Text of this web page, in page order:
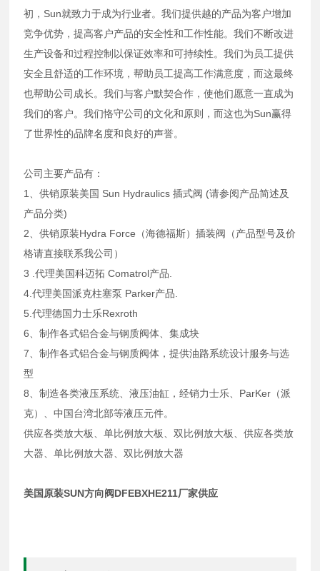
初，Sun就致力于成为行业者。我们提供越的产品为客户增加
竞争优势，提高客户产品的安全性和工作性能。我们不断改进
生产设备和过程控制以保证效率和可持续性。我们为员工提供
安全且舒适的工作环境，帮助员工提高工作满意度，而这最终
也帮助公司成长。我们与客户默契合作，使他们愿意一直成为
我们的客户。我们恪守公司的文化和原则，而这也为Sun赢得
了世界性的品牌名度和良好的声誉。
公司主要产品有：
1、供销原装美国 Sun Hydraulics 插式阀 (请参阅产品简述及
产品分类)
2、供销原装Hydra Force（海德福斯）插装阀（产品型号及价
格请直接联系我公司）
3 .代理美国科迈拓 Comatrol产品.
4.代理美国派克柱塞泵 Parker产品.
5.代理德国力士乐Rexroth
6、制作各式铝合金与钢质阀体、集成块
7、制作各式铝合金与钢质阀体，提供油路系统设计服务与选
型
8、制造各类液压系统、液压油缸，经销力士乐、ParKer（派
克）、中国台湾北部等液压元件。
供应各类放大板、单比例放大板、双比例放大板、供应各类放
大器、单比例放大器、双比例放大器
美国原装SUN方向阀DFEBXHE211厂家供应